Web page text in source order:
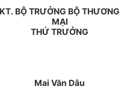
KT. BỘ TRƯỞNG BỘ THƯƠNG
MẠI
THỨ TRƯỞNG
Mai Văn Dâu